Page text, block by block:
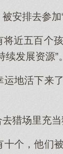
安排去参加
近五百个
发展资源”。
地活下来
猎场里充
个，他们